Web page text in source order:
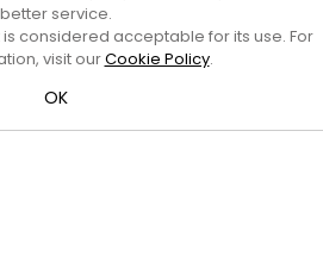
de Mataró
9 (Mataró, 08302)
dimecres i divendres de 10 a 13 h.
al 93 758 23 61
ciutadana
better service.
considered acceptable for its use. For
visit ourCookie Policy.
OK